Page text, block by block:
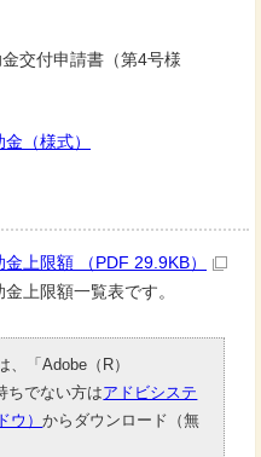
交付申請書（第4号様
（様式）
上限額 （PDF 29.9KB）
上限額一覧表です。
「Adobe（R）
ちでない方はアドビシステ
ウ）からダウンロード（無